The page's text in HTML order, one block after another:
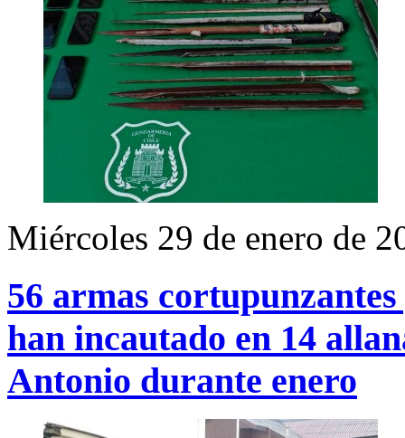
Miércoles 29 de enero de
56 armas
han incautado en 14
Antonio durante enero